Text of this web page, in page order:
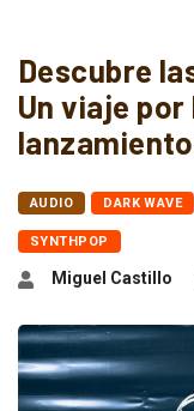
Descubre
Un viaje
AUDIO DARK WAVE
SYNTHPOP
Miguel Castillo